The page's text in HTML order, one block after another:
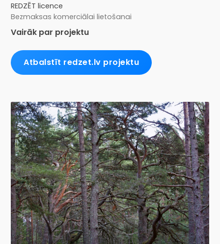
REDZĒT licence
Bezmaksas komerciālai lietošanai
Vairāk par projektu
Atbalstīt redzet.lv projektu